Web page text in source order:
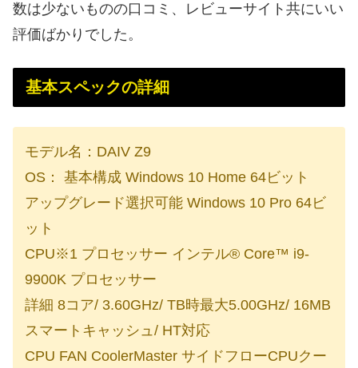
数は少ないものの口コミ、レビューサイト共にいい
評価ばかりでした。
基本スペックの詳細
モデル名：DAIV Z9
OS： 基本構成 Windows 10 Home 64ビット
アップグレード選択可能 Windows 10 Pro 64ビ
ット
CPU※1 プロセッサー インテル® Core™ i9-
9900K プロセッサー
詳細 8コア/ 3.60GHz/ TB時最大5.00GHz/ 16MB
スマートキャッシュ/ HT対応
CPU FAN CoolerMaster サイドフローCPUクー